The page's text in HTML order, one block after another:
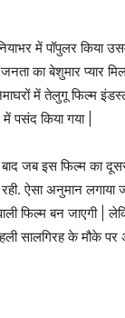
में पॉपुलर किया
का बेशुमार प्यार
में तेलुगू फिल्म
पसंद किया गया |
बाद जब इस फिल्म का
ऐसा अनुमान लगाया
फिल्म बन जाएगी |
सालगिरह के मौके